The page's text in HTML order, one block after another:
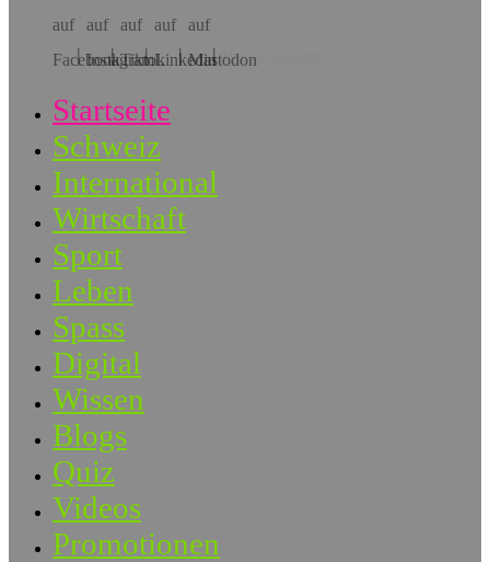
Hol dir die App!
Startseite
Schweiz
International
Wirtschaft
Sport
Leben
Spass
Digital
Wissen
Blogs
Quiz
Videos
Promotionen